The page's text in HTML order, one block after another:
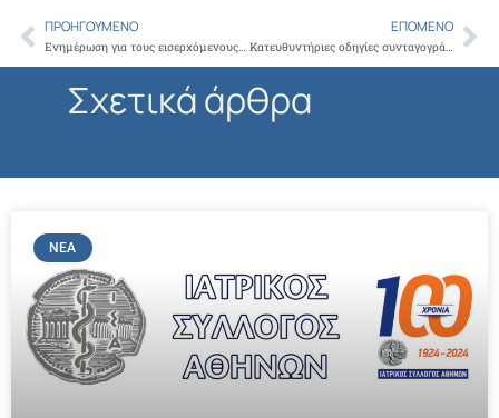
Prev
ΠΡΟΗΓΟΎΜΕΝΟ
Ενημέρωση για τους εισερχόμενους σε ιατρεία και λοιπούς φορείς Π.Φ.Υ.
ΕΠΌΜΕΝΟ
Κατευθυντήριες οδηγίες συνταγογράφησης γαστροσκόπησης και κολονοσκόπησης από τον ΕΟΠΥΥ
Σχετικά άρθρα
ΝΈΑ